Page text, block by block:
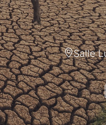
Salle